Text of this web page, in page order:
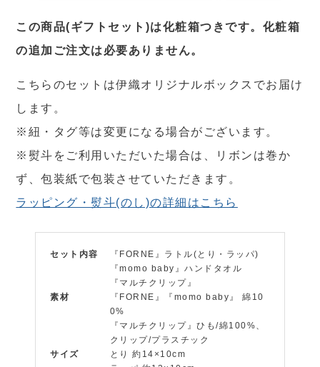
この商品(ギフトセット)は化粧箱つきです。化粧箱
の追加ご注文は必要ありません。
こちらのセットは伊織オリジナルボックスでお届け
します。
※紐・タグ等は変更になる場合がございます。
※熨斗をご利用いただいた場合は、リボンは巻か
ず、包装紙で包装させていただきます。
ラッピング・熨斗(のし)の詳細はこちら
セット内容
『FORNE』ラトル(とり・ラッパ)
『momo baby』ハンドタオル
『マルチクリップ』
素材
『FORNE』『momo baby』 綿10
0%
『マルチクリップ』ひも/綿100%、
クリップ/プラスチック
サイズ
とり 約14×10cm